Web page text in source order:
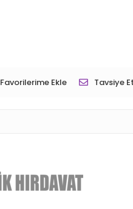
Favorilerime Ekle Tavsiye Et